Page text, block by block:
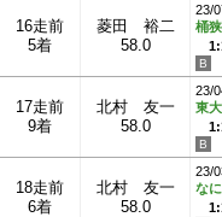
16走前
5着
菱田 裕二
58.0
23/
桶
17走前
9着
北村 友一
58.0
23/
東
18走前
6着
北村 友一
58.0
23/
な